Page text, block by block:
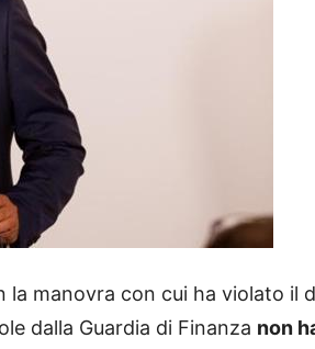
la manovra con cui ha violato il
dalla Guardia di Finanza non